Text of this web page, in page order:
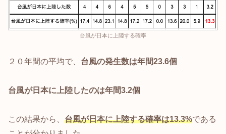
台風が日本に上陸する確率
２０年間の平均で、 台風の発生数は年間23.6個
台風が日本に上陸したのは年間3.2個
この結果から、 台風が日本に上陸する確率は13.3%である